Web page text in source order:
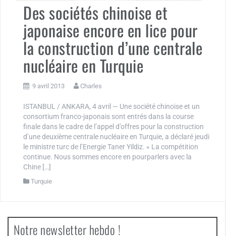
Des sociétés chinoise et
japonaise encore en lice pour
la construction d’une centrale
nucléaire en Turquie
9 avril 2013 Charles
ISTANBUL / ANKARA, 4 avril — Une société chinoise et un
consortium franco-japonais sont entrés dans la course
finale dans le cadre de l’appel d’offres pour la construction
d’une deuxième centrale nucléaire en Turquie, a déclaré jeudi
le ministre turc de l’Energie Taner Yildiz. « La compétition
continue. Nous sommes encore en pourparlers avec la
Chine […]
Turquie
Notre newsletter hebdo !